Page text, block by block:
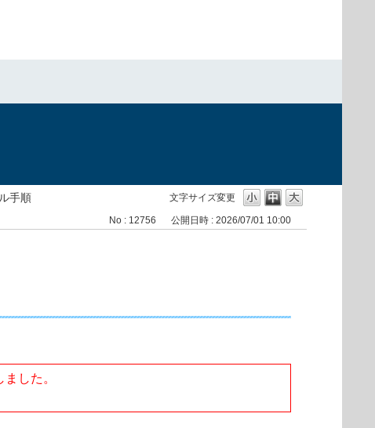
文字サイズ変更
手順
No : 12756 公開日時 : 2026/07/01 10:00
した。